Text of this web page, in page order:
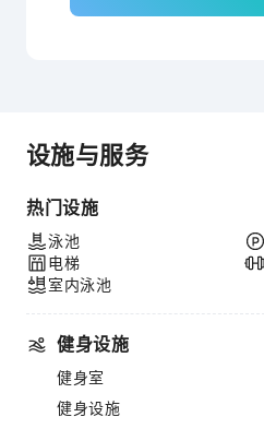
设施与服务
热门设施
泳池
电梯
室内泳池
健身设施
健身室
健身设施